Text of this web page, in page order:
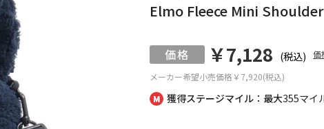
獲得ステージマイル：最大355マイ
Elmo Fleece Mini
メーカー希望小売価格￥7,920(税込)
￥7,128 (税込) 価